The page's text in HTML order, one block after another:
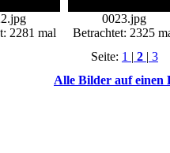
2281 mal
0023.jpg
Betrachtet: 2325
Seite: 1 | 2 | 3
Alle Bilder auf einen